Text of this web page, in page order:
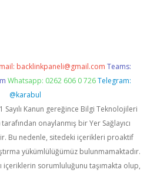
backlinkpaneli@gmail.com Teams:
Whatsapp: 0262 606 0 726 Telegram:
@karabul
Sayılı Kanun gereğince Bilgi Teknolojileri
onaylanmış bir Yer Sağlayıcı
Bu nedenle, sitedeki içerikleri proaktif
yükümlülüğümüz bulunmamaktadır.
içeriklerin sorumluluğunu taşımakta olup,